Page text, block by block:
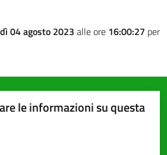
04 agosto 2023 alle ore 16:00:27 per
le informazioni su questa